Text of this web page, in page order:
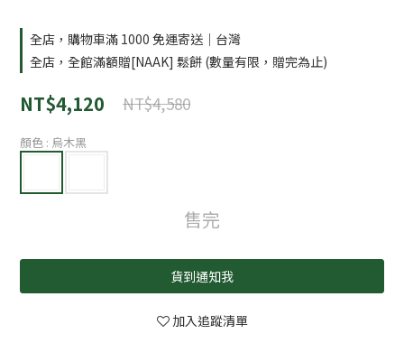
全店，購物車滿 1000 免運寄送｜台灣
全店，全館滿額贈[NAAK] 鬆餅 (數量有限，贈完為止)
NT$4,120 NT$4,580
顏色 : 烏木黑
售完
貨到通知我
加入追蹤清單